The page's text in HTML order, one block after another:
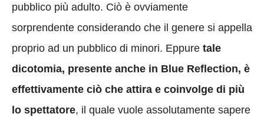
pubblico più adulto. Ciò è ovviamente
sorprendente considerando che il genere si appella
proprio ad un pubblico di minori. Eppure tale
dicotomia, presente anche in Blue Reflection, è
effettivamente ciò che attira e coinvolge di più
lo spettatore, il quale vuole assolutamente sapere